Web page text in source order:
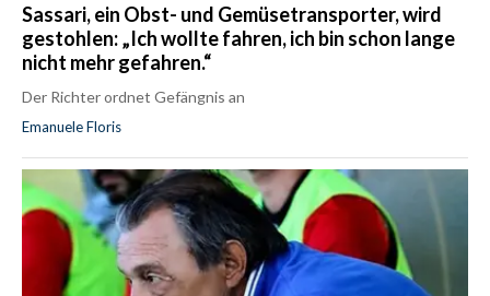
Sassari, ein Obst- und Gemüsetransporter, wird
gestohlen: „Ich wollte fahren, ich bin schon lange
nicht mehr gefahren.“
Der Richter ordnet Gefängnis an
Emanuele Floris